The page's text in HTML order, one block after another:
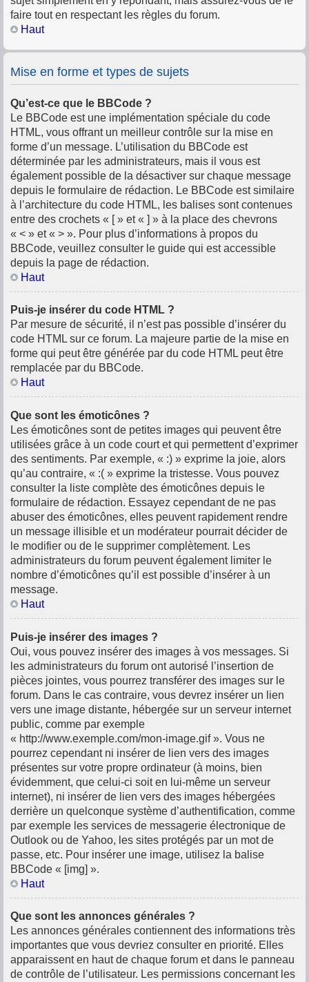
faire tout en respectant les règles du forum.
Haut
Mise en forme et types de sujets
Qu’est-ce que le BBCode ?
Le BBCode est une implémentation spéciale du code
HTML, vous offrant un meilleur contrôle sur la mise en
forme d’un message. L’utilisation du BBCode est
déterminée par les administrateurs, mais il vous est
également possible de la désactiver sur chaque message
depuis le formulaire de rédaction. Le BBCode est similaire
à l’architecture du code HTML, les balises sont contenues
entre des crochets « [ » et « ] » à la place des chevrons
« < » et « > ». Pour plus d’informations à propos du
BBCode, veuillez consulter le guide qui est accessible
depuis la page de rédaction.
Haut
Puis-je insérer du code HTML ?
Par mesure de sécurité, il n’est pas possible d’insérer du
code HTML sur ce forum. La majeure partie de la mise en
forme qui peut être générée par du code HTML peut être
remplacée par du BBCode.
Haut
Que sont les émoticônes ?
Les émoticônes sont de petites images qui peuvent être
utilisées grâce à un code court et qui permettent d’exprimer
des sentiments. Par exemple, « :) » exprime la joie, alors
qu’au contraire, « :( » exprime la tristesse. Vous pouvez
consulter la liste complète des émoticônes depuis le
formulaire de rédaction. Essayez cependant de ne pas
abuser des émoticônes, elles peuvent rapidement rendre
un message illisible et un modérateur pourrait décider de
le modifier ou de le supprimer complètement. Les
administrateurs du forum peuvent également limiter le
nombre d’émoticônes qu’il est possible d’insérer à un
message.
Haut
Puis-je insérer des images ?
Oui, vous pouvez insérer des images à vos messages. Si
les administrateurs du forum ont autorisé l’insertion de
pièces jointes, vous pourrez transférer des images sur le
forum. Dans le cas contraire, vous devrez insérer un lien
vers une image distante, hébergée sur un serveur internet
public, comme par exemple
« http://www.exemple.com/mon-image.gif ». Vous ne
pourrez cependant ni insérer de lien vers des images
présentes sur votre propre ordinateur (à moins, bien
évidemment, que celui-ci soit en lui-même un serveur
internet), ni insérer de lien vers des images hébergées
derrière un quelconque système d’authentification, comme
par exemple les services de messagerie électronique de
Outlook ou de Yahoo, les sites protégés par un mot de
passe, etc. Pour insérer une image, utilisez la balise
BBCode « [img] ».
Haut
Que sont les annonces générales ?
Les annonces générales contiennent des informations très
importantes que vous devriez consulter en priorité. Elles
apparaissent en haut de chaque forum et dans le panneau
de contrôle de l’utilisateur. Les permissions concernant les